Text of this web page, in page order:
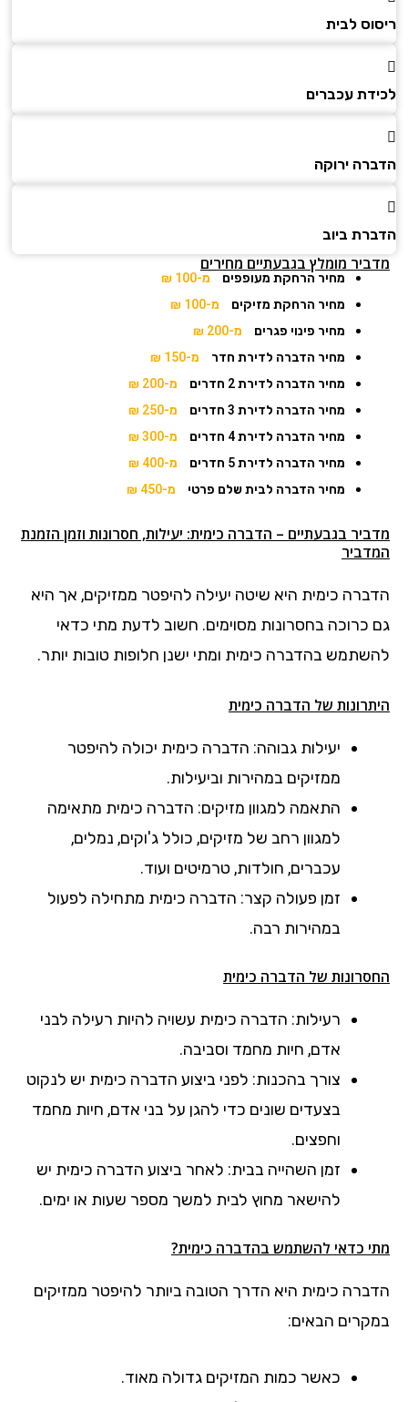
ריסוס לבית
לכידת עכברים
הדברה ירוקה
הדברת ביוב
מדביר מומלץ בגבעתיים מחירים
מחיר הרחקת מעופפים
מ-100 ₪
מחיר הרחקת מזיקים
מ-100 ₪
מחיר פינוי פגרים
מ-200 ₪
מחיר הדברה לדירת חדר
מ-150 ₪
מחיר הדברה לדירת 2 חדרים
מ-200 ₪
מחיר הדברה לדירת 3 חדרים
מ-250 ₪
מחיר הדברה לדירת 4 חדרים
מ-300 ₪
מחיר הדברה לדירת 5 חדרים
מ-400 ₪
מחיר הדברה לבית שלם פרטי
מ-450 ₪
מדביר בגבעתיים – הדברה כימית: יעילות, חסרונות וזמן הזמנת
המדביר
הדברה כימית היא שיטה יעילה להיפטר ממזיקים, אך היא
גם כרוכה בחסרונות מסוימים. חשוב לדעת מתי כדאי
להשתמש בהדברה כימית ומתי ישנן חלופות טובות יותר.
היתרונות של הדברה כימית
יעילות גבוהה: הדברה כימית יכולה להיפטר
ממזיקים במהירות וביעילות.
התאמה למגוון מזיקים: הדברה כימית מתאימה
למגוון רחב של מזיקים, כולל ג'וקים, נמלים,
עכברים, חולדות, טרמיטים ועוד.
זמן פעולה קצר: הדברה כימית מתחילה לפעול
במהירות רבה.
החסרונות של הדברה כימית
רעילות: הדברה כימית עשויה להיות רעילה לבני
אדם, חיות מחמד וסביבה.
צורך בהכנות: לפני ביצוע הדברה כימית יש לנקוט
בצעדים שונים כדי להגן על בני אדם, חיות מחמד
וחפצים.
זמן השהייה בבית: לאחר ביצוע הדברה כימית יש
להישאר מחוץ לבית למשך מספר שעות או ימים.
מתי כדאי להשתמש בהדברה כימית?
הדברה כימית היא הדרך הטובה ביותר להיפטר ממזיקים
במקרים הבאים:
כאשר כמות המזיקים גדולה מאוד.